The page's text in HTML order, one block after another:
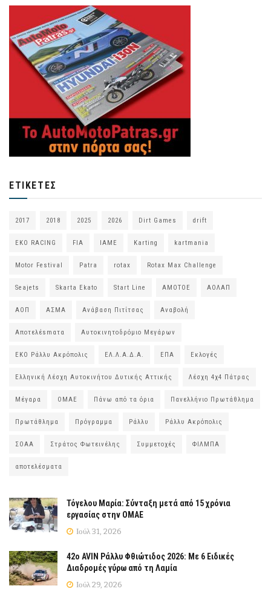
ΕΤΙΚΈΤΕΣ
2017 2018 2025 2026 Dirt Games drift
EKO RACING FIA IAME Karting kartmania
Motor Festival Patra rotax Rotax Max Challenge
Seajets Skarta Ekato Start Line ΑΜΟΤΟΕ ΑΟΛΑΠ
ΑΟΠ ΑΣΜΑ Ανάβαση Πιτίτσας Αναβολή
Αποτελέsmατα Αυτοκινητοδρόμιο Μεγάρων
ΕΚΟ Ράλλυ Ακρόπολις ΕΛ.Λ.Α.Δ.Α. ΕΠΑ Εκλογές
Ελληνική Λέσχη Αυτοκινήτου Δυτικής Αττικής Λέσχη 4χ4 Πάτρας
Μέγαρα ΟΜΑΕ Πάνω από τα όρια Πανελλήνιο Πρωτάθλημα
Πρωτάθλημα Πρόγραμμα Ράλλυ Ράλλυ Ακρόπολις
ΣΟΑΑ Στράτος Φωτεινέλης Συμμετοχές ΦΙΛΜΠΑ
αποτελέσματα
Τόγελου Μαρία: Σύνταξη μετά από 15 χρόνια
εργασίας στην ΟΜΑΕ
Ιούλ 31, 2026
42ο AVIN Ράλλυ Φθιώτιδος 2026: Με 6 Ειδικές
Διαδρομές γύρω από τη Λαμία
Ιούλ 29, 2026